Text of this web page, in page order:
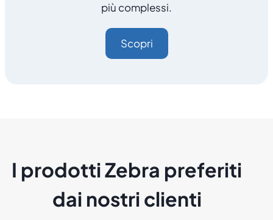
più complessi.
Scopri
I prodotti Zebra preferiti
dai nostri clienti